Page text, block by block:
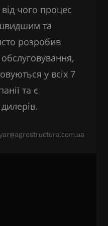
від чого процес
та
розробив
у всіх 7
та є